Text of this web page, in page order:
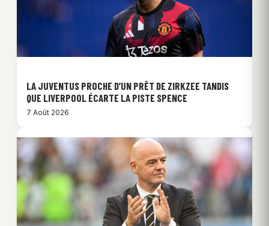
LA JUVENTUS PROCHE D’UN PRÊT DE ZIRKZEE TANDIS
QUE LIVERPOOL ÉCARTE LA PISTE SPENCE
7 Août 2026